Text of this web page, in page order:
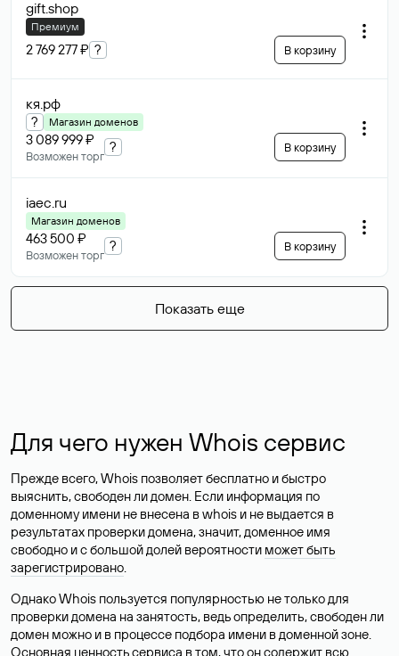
gift.shop
Премиум
2 769 277 ₽ ? В корзину
кя.рф
? Магазин доменов
3 089 999 ₽
Возможен торг
? В корзину
iaec.ru
Магазин доменов
463 500 ₽
Возможен торг
? В корзину
Показать еще
Для чего нужен Whois сервис
Прежде всего, Whois позволяет бесплатно и быстро
выяснить, свободен ли домен. Если информация по
доменному имени не внесена в whois и не выдается в
результатах проверки домена, значит, доменное имя
свободно и с большой долей вероятности может быть
зарегистрировано.
Однако Whois пользуется популярностью не только для
проверки домена на занятость, ведь определить, свободен ли
домен можно и в процессе подбора имени в доменной зоне.
Основная ценность сервиса в том, что он содержит всю